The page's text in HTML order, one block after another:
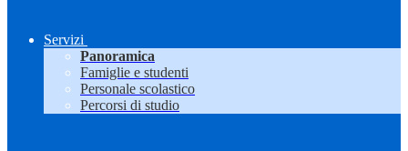
Servizi
Panoramica
Famiglie e studenti
Personale scolastico
Percorsi di studio